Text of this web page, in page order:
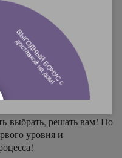
во время секса.
когда у нее
части тела.
плавно и желательно с
например.
и не все владеют им.
от процесса
ограничено в
выбрать, решать вам! Но
уровня и